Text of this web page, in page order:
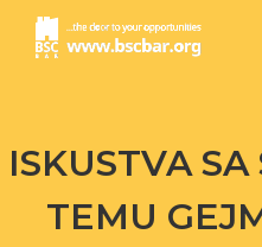
ISKUSTVA
TEMU